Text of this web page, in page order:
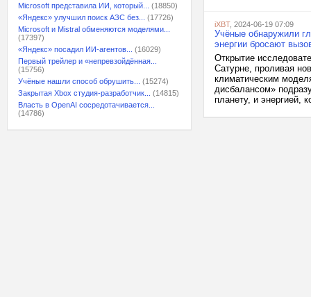
Microsoft представила ИИ, который...
(18850)
«Яндекс» улучшил поиск АЗС без...
(17726)
Microsoft и Mistral обменяются моделями...
(17397)
«Яндекс» посадил ИИ-агентов...
(16029)
Первый трейлер и «непревзойдённая...
(15756)
Учёные нашли способ обрушить...
(15274)
Закрытая Xbox студия-разработчик...
(14815)
Власть в OpenAI сосредотачивается...
(14786)
iXBT, 2024-06-19 07:09
Учёные обнаружили
энергии бросают
Открытие
Сатурне, проливая
климатическим
дисбалансом»
планету, и энергией,